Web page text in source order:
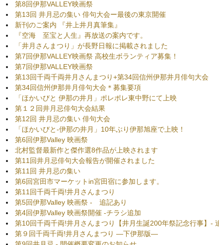
第8回伊那VALLEY映画祭
第13回 井月忌の集い 俳句大会ー最後の東京開催
新刊のご案内 『井上井月真筆集』
『空海 至宝と人生』再放送の案内です。
「井月さんまつり」が長野日報に掲載されました
第7回伊那VALLEY映画祭 高校生ボランティア募集！
第7回伊那VALLEY映画祭
第13回千両千両井月さんまつり+第34回信州伊那井月俳句大会
第34回信州伊那井月俳句大会＊募集要項
「ほかいびと 伊那の井月」ポレポレ東中野にて上映
第１２回井月忌俳句大会結果
第12回 井月忌の集い 俳句大会
「ほかいびと-伊那の井月」10年ぶり伊那旭座で上映！
第6回伊那Valley 映画祭
北村監督最新作と傑作選8作品が上映されます
第11回井月忌俳句大会報告が開催されました
第11回 井月忌の集い
第6回宮田市マーケットin宮田宿に参加します。
第11回千両千両!井月さんまつり
第5回伊那Valley 映画祭 - 追記あり
第4回伊那Valley 映画祭開催 -チラシ追加
第10回千両千両!井月さんまつり【井月生誕200年祭記念行事】-
第９回千両千両!井月さんまつり ―下伊那版―